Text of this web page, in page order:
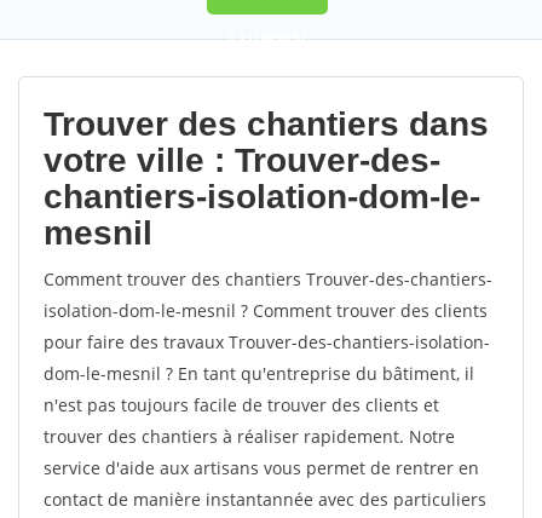
9,5(100%)97
votes
Trouver des chantiers dans
votre ville : Trouver-des-
chantiers-isolation-dom-le-
mesnil
Comment trouver des chantiers Trouver-des-chantiers-
isolation-dom-le-mesnil ? Comment trouver des clients
pour faire des travaux Trouver-des-chantiers-isolation-
dom-le-mesnil ? En tant qu'entreprise du bâtiment, il
n'est pas toujours facile de trouver des clients et
trouver des chantiers à réaliser rapidement. Notre
service d'aide aux artisans vous permet de rentrer en
contact de manière instantannée avec des particuliers